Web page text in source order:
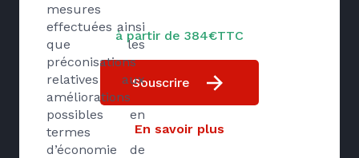
mesures
effectuées ainsi
que les
préconisations
relatives aux
améliorations
possibles en
termes
d’économie de
à partir de 384€TTC
Souscrire
En savoir plus